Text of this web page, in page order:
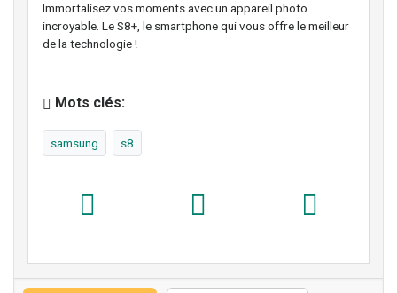
Immortalisez vos moments avec un appareil photo
incroyable. Le S8+, le smartphone qui vous offre le meilleur
de la technologie !
Mots clés:
samsung s8